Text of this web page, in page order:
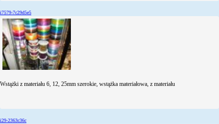
i7579-7c29d5e5
Wstążki z materiału 6, 12, 25mm szerokie, wstążka materiałowa, z materiału
i29-2363c36c